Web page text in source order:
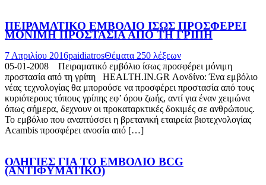
ΠΕΙΡΑΜΑΤΙΚΟ ΕΜΒΟΛΙΟ ΙΣΩΣ ΠΡΟΣΦΕΡΕΙ
ΜΟΝΙΜΗ ΠΡΟΣΤΑΣΙΑ ΑΠΟ ΤΗ ΓΡΙΠΗ
7 Απριλίου 2016paidiatrosΘέματα 250 λέξεων
05-01-2008 Πειραματικό εμβόλιο ίσως προσφέρει μόνιμη
προστασία από τη γρίπη HEALTH.IN.GR Λονδίνο: Ένα εμβόλιο
νέας τεχνολογίας θα μπορούσε να προσφέρει προστασία από τους
κυριότερους τύπους γρίπης εφ’ όρου ζωής, αντί για έναν χειμώνα
όπως σήμερα, δεχνουν οι προκαταρκτικές δοκιμές σε ανθρώπους.
Το εμβόλιο που αναπτύσσει η βρετανική εταιρεία βιοτεχνολογίας
Acambis προσφέρει ανοσία από […]
ΟΔΗΓΙΕΣ ΓΙΑ ΤΟ ΕΜΒΟΛΙΟ BCG
(ΑΝΤΙΦΥΜΑΤΙΚΟ)